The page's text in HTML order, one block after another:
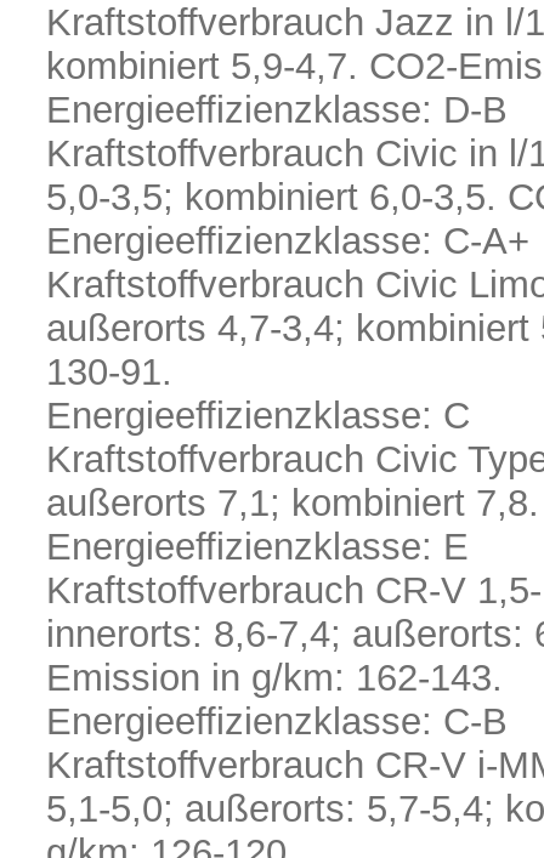
Kraftstoffverbrauch Jazz in
kombiniert 5,9-4,7. CO2-
Energieeffizienzklasse: D-B
Kraftstoffverbrauch Civic in
5,0-3,5; kombiniert 6,0-3,5.
Energieeffizienzklasse: C-A+
Kraftstoffverbrauch Civic
außerorts 4,7-3,4;
130-91.
Energieeffizienzklasse: C
Kraftstoffverbrauch Civic
außerorts 7,1; kombiniert
Energieeffizienzklasse: E
Kraftstoffverbrauch CR-V
innerorts: 8,6-7,4; außerorts:
Emission in g/km: 162-143.
Energieeffizienzklasse: C-B
Kraftstoffverbrauch CR-V i-
5,1-5,0; außerorts: 5,7-5,4;